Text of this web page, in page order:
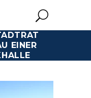
EINER